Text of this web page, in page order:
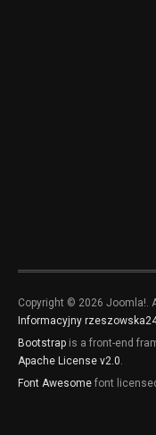
Copyright © 2026 Joomla!.
Informacyjny
Bootstrap is a front-end
Apache License v2.0.
Font Awesome font